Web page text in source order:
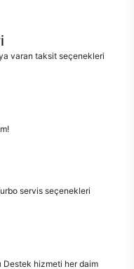
varan taksit seçenekleri
servis seçenekleri
Destek hizmeti her daim